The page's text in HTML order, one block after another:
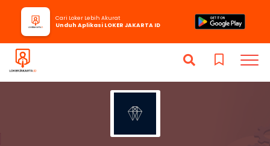
Cari Loker Lebih Akurat
Unduh Aplikasi LOKER JAKARTA ID